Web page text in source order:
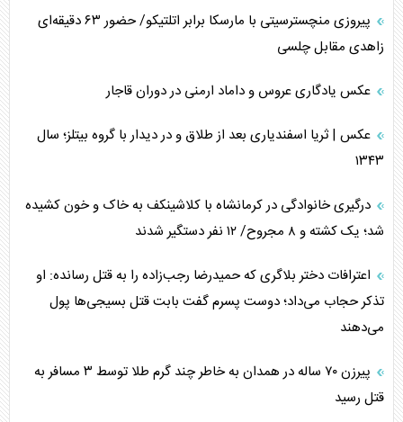
پیروزی منچسترسیتی با مارسکا برابر اتلتیکو/ حضور ۶۳ دقیقه‌ای
زاهدی مقابل چلسی
عکس یادگاری عروس و داماد ارمنی در دوران قاجار
عکس | ثریا اسفندیاری بعد از طلاق و در دیدار با گروه بیتلز؛ سال
۱۳۴۳
درگیری خانوادگی در کرمانشاه با کلاشینکف به خاک و خون کشیده
شد؛ یک کشته و ۸ مجروح/ ۱۲ نفر دستگیر شدند
اعترافات دختر بلاگری که حمیدرضا رجب‌زاده را به قتل رسانده: او
تذکر حجاب می‌داد؛ دوست پسرم گفت بابت قتل بسیجی‌ها پول
می‌دهند
پیرزن ۷۰ ساله در همدان به خاطر چند گرم طلا توسط ۳ مسافر به
قتل رسید